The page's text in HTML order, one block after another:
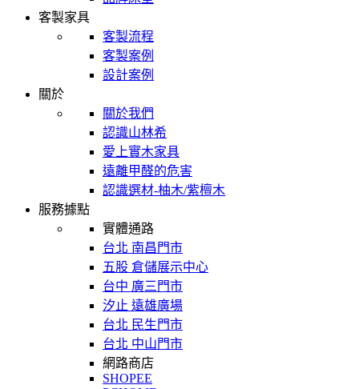
客製家具
客製流程
客製案例
設計案例
關於
關於我們
認識山林希
愛上實木家具
遠離甲醛的危害
認識選材-柚木/紫檀木
服務據點
實體通路
台北 南昌門市
五股 倉儲展示中心
台中 廣三門市
汐止 遠雄廣場
台北 民生門市
台北 中山門市
網路商店
SHOPEE